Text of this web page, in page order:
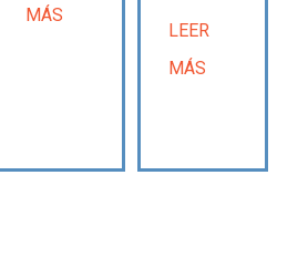
MÁS
LEER
MÁS